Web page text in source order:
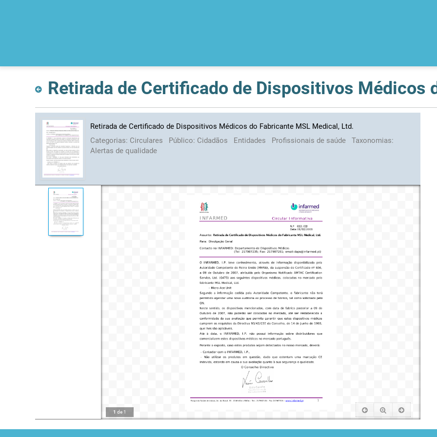
Retirada de Certificado de Dispositivos Médicos do Fabricante MSL Medical, Ltd.
Categorias: Circulares Público: Cidadãos Entidades Profissionais de saúde
Taxonomias:
Alertas de qualidade
1 de 1